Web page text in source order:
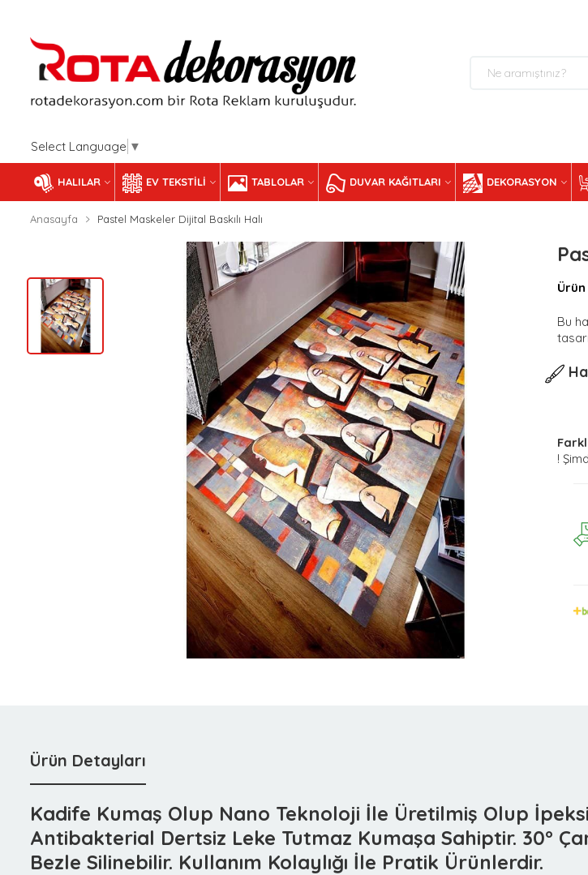
Select Language ▼
HALILAR EV TEKSTILI TABLOLAR DUVAR KAĞITLARI DEKORASYON
Anasayfa Pastel Maskeler Dijital Baskılı Halı
Bu
!
Ürün Detayları
Kadife Kumaş Olup Nano Teknoloji İle Üretilmiş Olup
Antibakterial Dertsiz Leke Tutmaz Kumaşa Sahiptir. 30°
Bezle Silinebilir. Kullanım Kolaylığı İle Pratik Ürünlerdir.